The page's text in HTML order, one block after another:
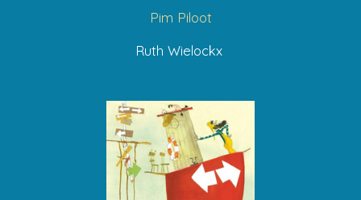
Pim Piloot
Ruth Wielockx